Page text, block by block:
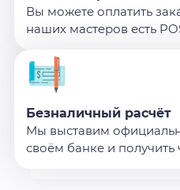
Вы можете оплатить
наших мастеров есть
Безналичный расчёт
Мы выставим
своём банке и получить